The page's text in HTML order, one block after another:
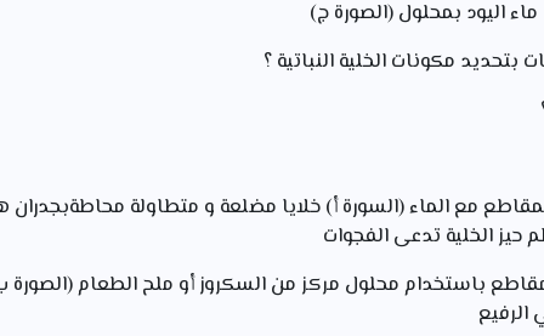
اليود بمحلول (الصورة ج)
مع الماء (السورة أ) خلايا مضلعة و متطاولة
الخلية تدعى الفجوات
باستخدام محلول مركز من السكروز أو ملح الطعام